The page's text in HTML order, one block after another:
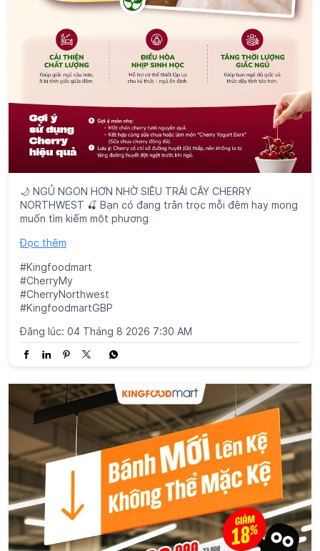
🌙 NGỦ NGON HƠN NHỜ SIÊU TRÁI CÂY CHERRY
NORTHWEST 🍒 Bạn có đang trằn trọc mỗi đêm hay mong
muốn tìm kiếm một phương
Đọc thêm
#Kingfoodmart
#CherryMy
#CherryNorthwest
Đăng lúc: 04 Tháng 8 2026 7:30 AM